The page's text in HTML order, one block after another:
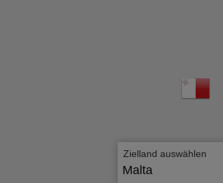
Zielland auswählen
Malta